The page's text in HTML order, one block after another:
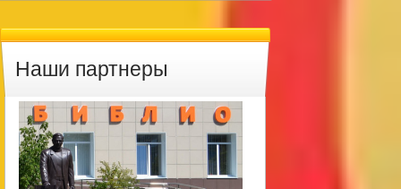
Наши партнеры